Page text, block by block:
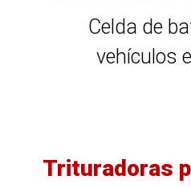
Celda de
vehículos
Trituradoras